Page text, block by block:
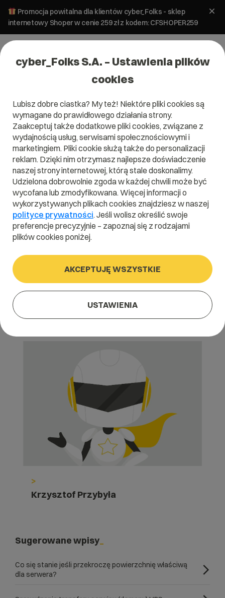
Promocja powitalna dla klientów cyber_Folks - sklep
internetowy Shoper w cenie 259 zł z kodem: CFSHOPER259
Pomoc»Domeny i SSL»Jak dodać domenę z polskimi
znakami (IDN)?
Jak dodać domenę z polskimi
znakami (IDN)?
Domeny i SSL Zarządzanie domeną
Serwery Panel administracyjny
Domeny z polskimi znakami diaktrycznymi (oraz inne IDN)
(np. gżegżółka.pl) do Panelu Administratora można dodawać
tylko i wyłącznie w postaci ASCII, np.
Chcemy dodać domenę gżegżółka.pl, więc w Panelu
Administratora stworzymy domenę o nazwie xn--gegka-
2ta76cmoc.pl
Tłumacz jest dostępny na stronach NASK pod tym linkiem:
>
Krzysztof Przybyła
Sugerowane wpisy
Co się stanie jeśli przekroczę powierzchnię właściwą
dla serwera?
cyber_Folks S.A. – Ustawienia plików
cookies
Lubisz dobre ciastka? My też! Niektóre pliki cookies są
wymagane do prawidłowego działania strony.
Zaakceptuj także dodatkowe pliki cookies, związane z
wydajnością usług, serwisami społecznościowymi i
marketingiem. Pliki cookie służą także do personalizacji
reklam. Dzięki nim otrzymasz najlepsze doświadczenie
naszej strony internetowej, którą stale doskonalimy.
Udzielona dobrowolnie zgoda w każdej chwili może być
wycofana lub zmodyfikowana. Więcej informacji o
wykorzystywanych plikach cookies znajdziesz w naszej
polityce prywatności. Jeśli wolisz określić swoje
preferencje precyzyjnie – zapoznaj się z rodzajami
plików cookies poniżej.
AKCEPTUJĘ WSZYSTKIE
USTAWIENIA